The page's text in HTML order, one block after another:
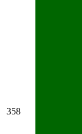
358